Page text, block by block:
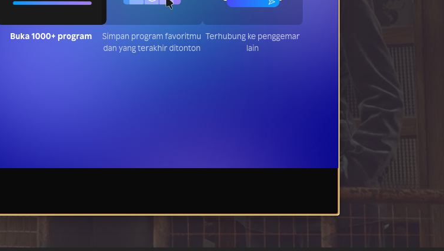
Buka 1000+ program
Simpan program
favoritmu dan yang
Terhubung ke penggemar
lain